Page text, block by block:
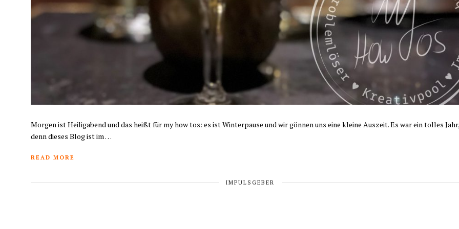
Morgen ist Heiligabend und das heißt für my how tos: es ist Winterpause und wir gönnen uns eine kleine Auszeit. Es war ein tolles Jahr,
denn dieses Blog ist im …
READ MORE
IMPULSGEBER